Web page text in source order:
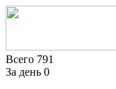
Всего 791
За день 0